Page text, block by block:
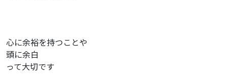
心に余裕を持つことや
頭に余白
って大切です